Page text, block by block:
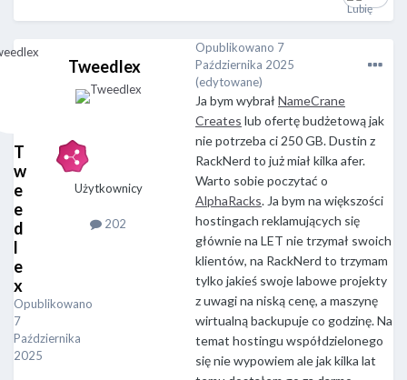
T
w
e
e
d
l
e
x
Opublikowano
7
Października
2025
Tweedlex
Użytkownicy
202
Opublikowano 7
Października 2025
(edytowane)
Ja bym wybrał NameCrane
Creates lub ofertę budżetową jak
nie potrzeba ci 250 GB. Dustin z
RackNerd to już miał kilka afer.
Warto sobie poczytać o
AlphaRacks. Ja bym na większości
hostingach reklamujących się
głównie na LET nie trzymał swoich
klientów, na RackNerd to trzymam
tylko jakieś swoje labowe projekty
z uwagi na niską cenę, a maszynę
wirtualną backupuje co godzinę. Na
temat hostingu współdzielonego
się nie wypowiem ale jak kilka lat